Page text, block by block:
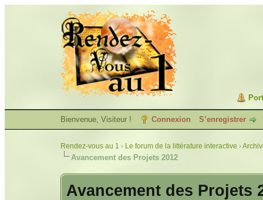
Bienvenue, Visiteur ! Connexion S’enregistrer
Rendez-vous au 1 › Le forum de la littérature interactive ›
Avancement des Projets 2012
Avancement des Projets